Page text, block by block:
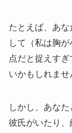
たとえば、あ
して（私は胸
点だと捉えす
いかもしれませ
しかし、あな
彼氏がいたり、